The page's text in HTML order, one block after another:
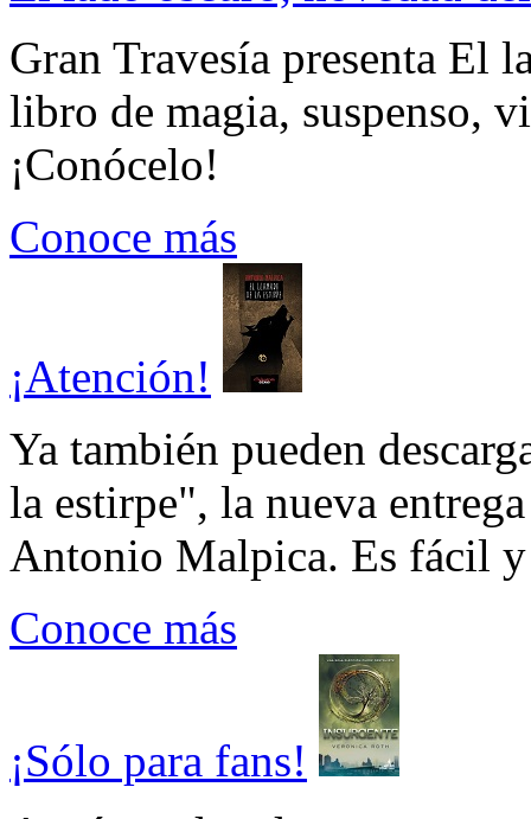
Gran Travesía presenta El
libro de magia, suspenso,
¡Conócelo!
Conoce más
¡Atención!
Ya también pueden
la estirpe", la nueva
Antonio Malpica. Es fácil
Conoce más
¡Sólo para fans!